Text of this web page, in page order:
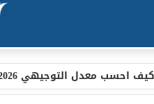
كيف احسب معدل التوجيهي 2026 الاردن